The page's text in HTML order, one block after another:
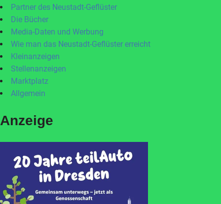
Partner des Neustadt-Geflüster
Die Bücher
Media-Daten und Werbung
Wie man das Neustadt-Geflüster erreicht
Kleinanzeigen
Stellenanzeigen
Marktplatz
Allgemein
Anzeige